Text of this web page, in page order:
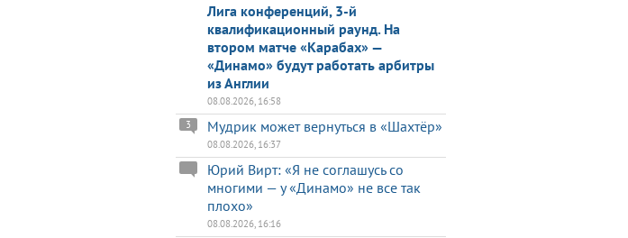
Лига конференций, 3-й
квалификационный раунд. На
втором матче «Карабах» —
«Динамо» будут работать арбитры
из Англии
08.08.2026, 16:58
Мудрик может вернуться в «Шахтёр»
3
08.08.2026, 16:37
Юрий Вирт: «Я не соглашусь со
многими — у «Динамо» не все так
плохо»
08.08.2026, 16:16